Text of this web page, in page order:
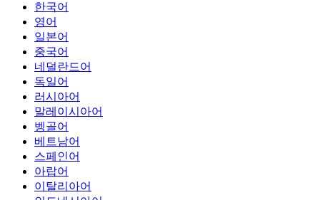
한국어
영어
일본어
중국어
네덜란드어
독일어
러시아어
말레이시아어
벵골어
베트남어
스페인어
아랍어
이탈리아어